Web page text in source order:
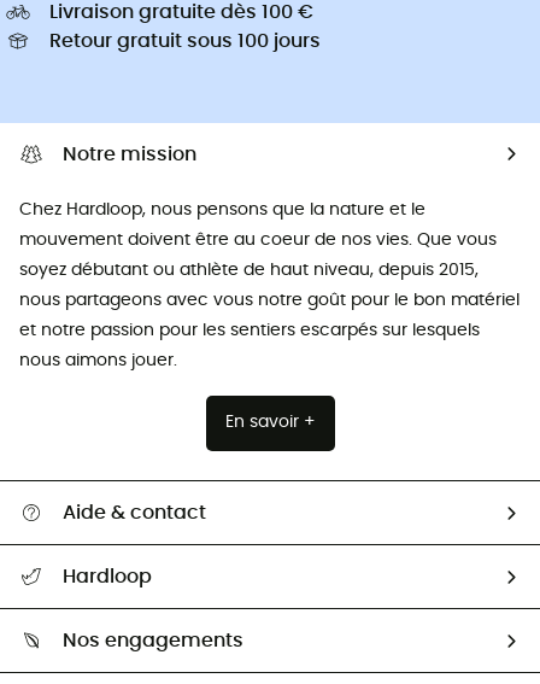
Livraison gratuite dès 100 €
Retour gratuit sous 100 jours
Notre mission
Chez Hardloop, nous pensons que la nature et le
mouvement doivent être au coeur de nos vies. Que vous
soyez débutant ou athlète de haut niveau, depuis 2015,
nous partageons avec vous notre goût pour le bon matériel
et notre passion pour les sentiers escarpés sur lesquels
nous aimons jouer.
En savoir +
Aide & contact
Retour & remboursement
Guide des tailles
Hardloop
Nos engagements